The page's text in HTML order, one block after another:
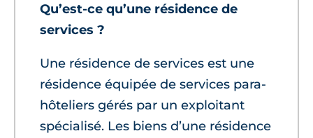
Qu’est-ce qu’une résidence de
services ?
Une résidence de services est une
résidence équipée de services para-
hôteliers gérés par un exploitant
spécialisé. Les biens d’une résidence